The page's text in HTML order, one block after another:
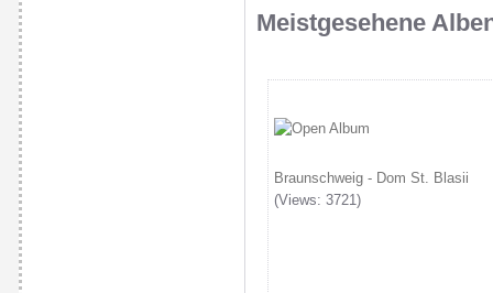
Meistgesehene
Braunschweig - Dom St. Blasii
(Views: 3721)